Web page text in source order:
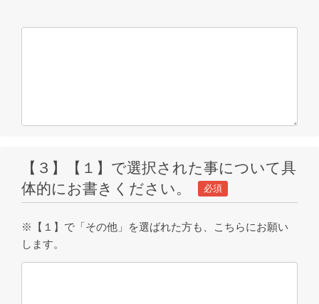
【３】【１】で選択された事について具
体的にお書きください。
必須
※【１】で「その他」を選ばれた方も、こちらにお願い
します。